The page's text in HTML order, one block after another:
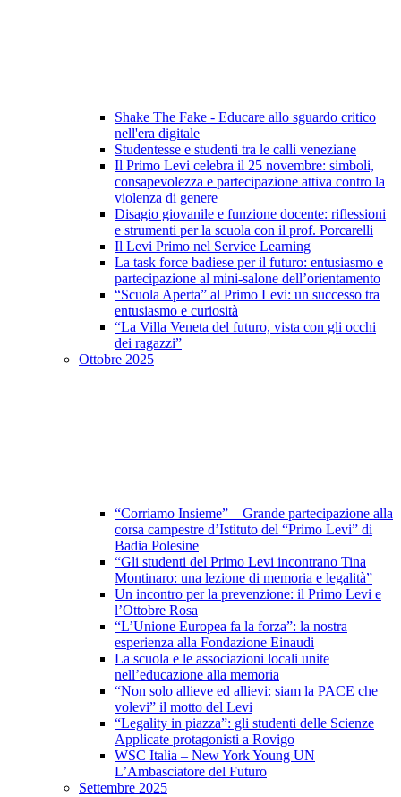
Shake The Fake - Educare allo sguardo critico
nell'era digitale
Studentesse e studenti tra le calli veneziane
Il Primo Levi celebra il 25 novembre: simboli,
consapevolezza e partecipazione attiva contro la
violenza di genere
Disagio giovanile e funzione docente: riflessioni
e strumenti per la scuola con il prof. Porcarelli
Il Levi Primo nel Service Learning
La task force badiese per il futuro: entusiasmo e
partecipazione al mini-salone dell’orientamento
“Scuola Aperta” al Primo Levi: un successo tra
entusiasmo e curiosità
“La Villa Veneta del futuro, vista con gli occhi
dei ragazzi”
Ottobre 2025
“Corriamo Insieme” – Grande partecipazione alla
corsa campestre d’Istituto del “Primo Levi” di
Badia Polesine
“Gli studenti del Primo Levi incontrano Tina
Montinaro: una lezione di memoria e legalità”
Un incontro per la prevenzione: il Primo Levi e
l’Ottobre Rosa
“L’Unione Europea fa la forza”: la nostra
esperienza alla Fondazione Einaudi
La scuola e le associazioni locali unite
nell’educazione alla memoria
“Non solo allieve ed allievi: siam la PACE che
volevi” il motto del Levi
“Legality in piazza”: gli studenti delle Scienze
Applicate protagonisti a Rovigo
WSC Italia – New York Young UN
L’Ambasciatore del Futuro
Settembre 2025